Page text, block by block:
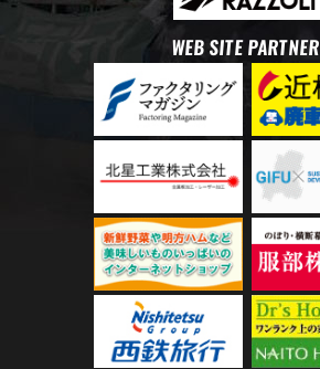
WEB SITE PARTNER